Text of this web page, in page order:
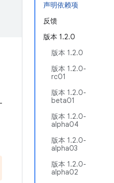
声明依赖项
反馈
版本 1.2.0
版本 1.2.0
版本 1.2.0-
rc01
版本 1.2.0-
beta01
版本 1.2.0-
alpha04
版本 1.2.0-
alpha03
版本 1.2.0-
alpha02